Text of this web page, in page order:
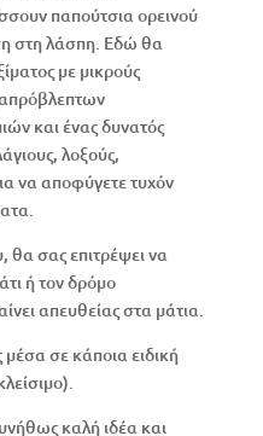
παπούτσια ορεινού
στη λάσπη. Εδώ θα
με μικρούς
και ένας δυνατός
λοξούς,
να αποφύγετε τυχόν
θα σας επιτρέψει να
ή τον δρόμο
απευθείας στα μάτια.
σε κάποια ειδική
καλή ιδέα και